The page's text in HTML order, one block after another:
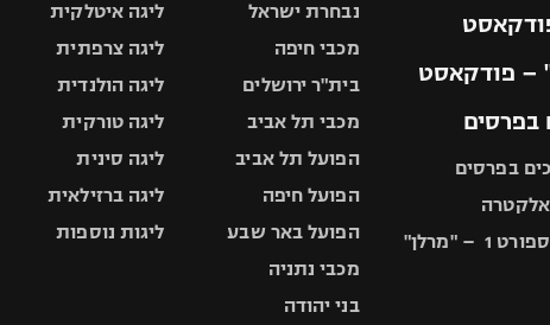
– פודקאסט
בפרסים
בפרסים
אלקטרה
– "מרלן"
נבחרת ישראל
מכבי חיפה
בית"ר ירושלים
מכבי תל אביב
הפועל תל אביב
הפועל חיפה
הפועל באר שבע
מכבי נתניה
בני יהודה
ליגה איטלקית
ליגה צרפתית
ליגה הולנדית
ליגה טורקית
ליגה סינית
ליגה ברזילאית
ליגות נוספות